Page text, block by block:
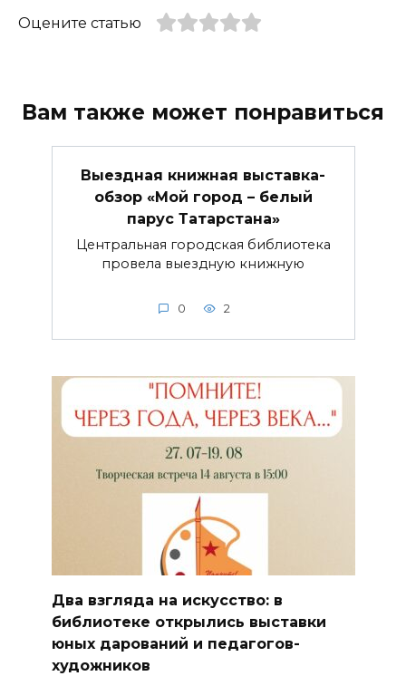
Оцените статью
Вам также может понравиться
Выездная книжная выставка-
обзор «Мой город – белый
парус Татарстана»
Центральная городская библиотека
провела выездную книжную
0 2
Два взгляда на искусство: в
библиотеке открылись выставки
юных дарований и педагогов-
художников